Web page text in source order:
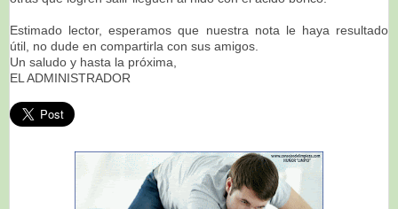
Estimado lector, esperamos que nuestra nota le haya resultado
útil, no dude en compartirla con sus amigos.
Un saludo y hasta la próxima,
EL ADMINISTRADOR